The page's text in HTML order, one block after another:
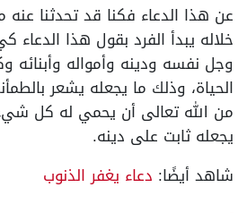
عن هذا الدعاء فكنا قد تحدثنا
خلاله يبدأ الفرد بقول هذا الدعاء
وجل نفسه ودينه وأمواله
الحياة، وذلك ما يجعله يشعر
من الله تعالى أن يحمي له كل
يجعله ثابت على دينه.
شاهد أيضًا: دعاء يغفر الذنوب